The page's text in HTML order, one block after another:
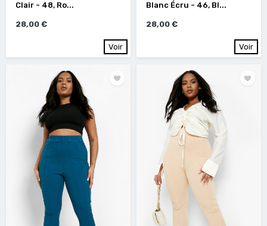
Clair - 48, Ro...
28,00 €
Voir
Blanc Écru - 46, Bl...
28,00 €
Voir